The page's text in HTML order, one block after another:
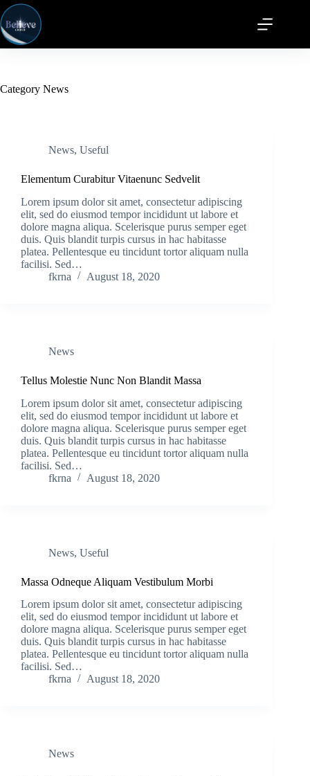
Category News
News, Useful
Elementum Curabitur Vitaenunc Sedvelit
Lorem ipsum dolor sit amet, consectetur adipiscing
elit, sed do eiusmod tempor incididunt ut labore et
dolore magna aliqua. Scelerisque purus semper eget
duis. Quis blandit turpis cursus in hac habitasse
platea. Pellentesque eu tincidunt tortor aliquam nulla
facilisi. Sed…
fkrna
August 18, 2020
News
Tellus Molestie Nunc Non Blandit Massa
Lorem ipsum dolor sit amet, consectetur adipiscing
elit, sed do eiusmod tempor incididunt ut labore et
dolore magna aliqua. Scelerisque purus semper eget
duis. Quis blandit turpis cursus in hac habitasse
platea. Pellentesque eu tincidunt tortor aliquam nulla
facilisi. Sed…
fkrna
August 18, 2020
News, Useful
Massa Odneque Aliquam Vestibulum Morbi
Lorem ipsum dolor sit amet, consectetur adipiscing
elit, sed do eiusmod tempor incididunt ut labore et
dolore magna aliqua. Scelerisque purus semper eget
duis. Quis blandit turpis cursus in hac habitasse
platea. Pellentesque eu tincidunt tortor aliquam nulla
facilisi. Sed…
fkrna
August 18, 2020
News